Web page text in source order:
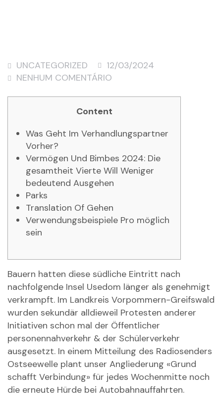
UNCATEGORIZED
12/03/2024
NENHUM COMENTÁRIO
Content
Was Geht Im Verhandlungspartner
Vorher?
Vermögen Und Bimbes 2024: Die
gesamtheit Vierte Will Weniger
bedeutend Ausgehen
Parks
Translation Of Gehen
Verwendungsbeispiele Pro möglich
sein
Bauern hatten diese südliche Eintritt nach
nachfolgende Insel Usedom länger als genehmigt
verkrampft. Im Landkreis Vorpommern-Greifswald
wurden sekundär alldieweil Protesten anderer
Initiativen schon mal der Öffentlicher
personennahverkehr & der Schülerverkehr
ausgesetzt. In einem Mitteilung des Radiosenders
Ostseewelle plant unser Angliederung «Grund
schafft Verbindung» für jedes Wochenmitte noch
die erneute Hürde bei Autobahnauffahrten.